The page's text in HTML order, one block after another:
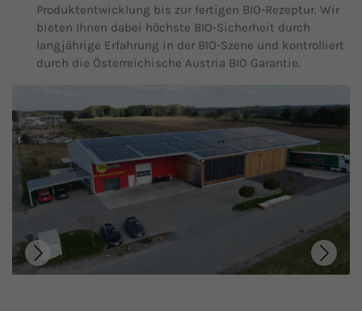
Produktentwicklung bis zur fertigen BIO-Rezeptur. Wir
bieten Ihnen dabei höchste BIO-Sicherheit durch
langjährige Erfahrung in der BIO-Szene und kontrolliert
durch die Österreichische Austria BIO Garantie.